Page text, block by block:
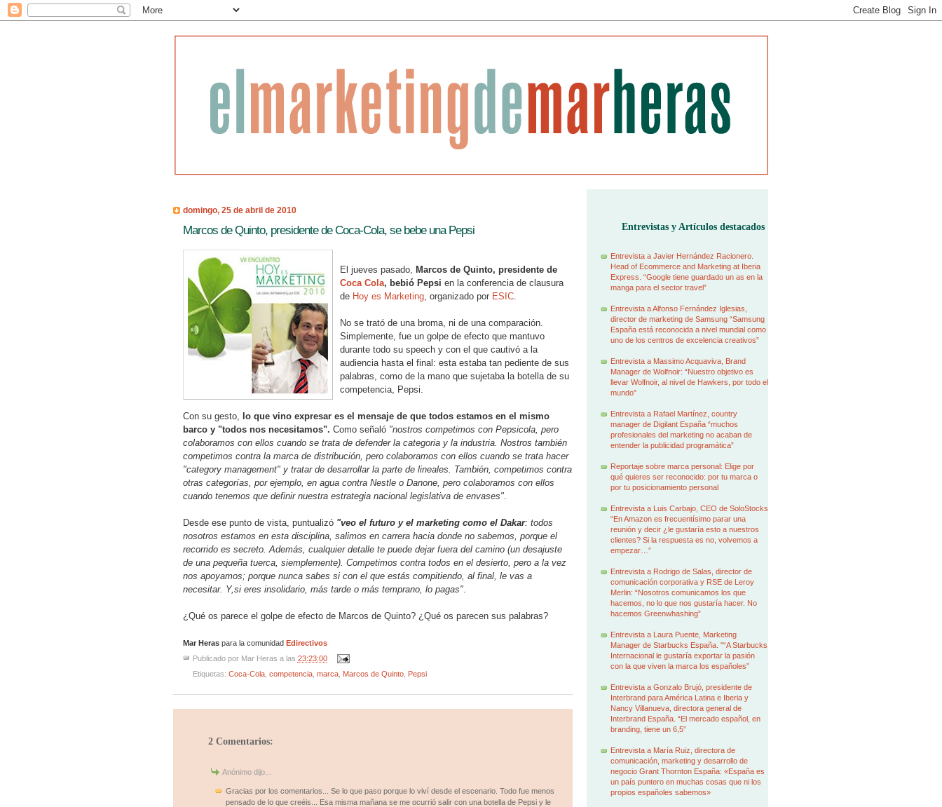
domingo, 25 de abril de 2010
Marcos de Quinto, presidente de Coca-Cola, se bebe una Pepsi
El jueves pasado, Marcos de Quinto, presidente de
Coca Cola, bebió Pepsi en la conferencia de clausura
de Hoy es Marketing, organizado por ESIC.
No se trató de una broma, ni de una comparación.
Simplemente, fue un golpe de efecto que mantuvo
durante todo su speech y con el que cautivó a la
audiencia hasta el final: esta estaba tan pediente de sus
palabras, como de la mano que sujetaba la botella de su
competencia, Pepsi.
Con su gesto, lo que vino expresar es el mensaje de que todos estamos en el mismo
barco y "todos nos necesitamos". Como señaló "nostros competimos con Pepsicola, pero
colaboramos con ellos cuando se trata de defender la categoria y la industria. Nostros también
competimos contra la marca de distribución, pero colaboramos con ellos cuando se trata hacer
"category management" y tratar de desarrollar la parte de lineales. También, competimos contra
otras categorías, por ejemplo, en agua contra Nestle o Danone, pero colaboramos con ellos
cuando tenemos que definir nuestra estrategia nacional legislativa de envases".
Desde ese punto de vista, puntualizó "veo el futuro y el marketing como el Dakar: todos
nosotros estamos en esta disciplina, salimos en carrera hacia donde no sabemos, porque el
recorrido es secreto. Además, cualquier detalle te puede dejar fuera del camino (un desajuste
de una pequeña tuerca, siemplemente). Competimos contra todos en el desierto, pero a la vez
nos apoyamos; porque nunca sabes si con el que estás compitiendo, al final, le vas a
necesitar. Y,si eres insolidario, más tarde o más temprano, lo pagas".
¿Qué os parece el golpe de efecto de Marcos de Quinto? ¿Qué os parecen sus palabras?
Mar Heraspara la comunidad Edirectivos
Publicado por Mar Heras a las 23:23:00
Etiquetas: Coca-Cola, competencia, marca, Marcos de Quinto, Pepsi
2 Comentarios:
Anónimo dijo...
Gracias por los comentarios... Se lo que paso porque lo viví desde el escenario. Todo fue menos
pensado de lo que creéis... Esa misma mañana se me ocurrió salir con una botella de Pepsi y le
Entrevistas y Artículos destacados
Entrevista a Javier Hernández Racionero.
Head of Ecommerce and Marketing at Iberia
Express. “Google tiene guardado un as en la
manga para el sector travel”
Entrevista a Alfonso Fernández Iglesias,
director de marketing de Samsung “Samsung
España está reconocida a nivel mundial como
uno de los centros de excelencia creativos”
Entrevista a Massimo Acquaviva, Brand
Manager de Wolfnoir: “Nuestro objetivo es
llevar Wolfnoir, al nivel de Hawkers, por todo el
mundo"
Entrevista a Rafael Martínez, country
manager de Digilant España “muchos
profesionales del marketing no acaban de
entender la publicidad programática”
Reportaje sobre marca personal: Elige por
qué quieres ser reconocido: por tu marca o
por tu posicionamiento personal
Entrevista a Luis Carbajo, CEO de SoloStocks
“En Amazon es frecuentísimo parar una
reunión y decir ¿le gustaría esto a nuestros
clientes? Si la respuesta es no, volvemos a
empezar…”
Entrevista a Rodrigo de Salas, director de
comunicación corporativa y RSE de Leroy
Merlin: “Nosotros comunicamos los que
hacemos, no lo que nos gustaría hacer. No
hacemos Greenwhashing”
Entrevista a Laura Puente, Marketing
Manager de Starbucks España. "“A Starbucks
Internacional le gustaría exportar la pasión
con la que viven la marca los españoles”
Entrevista a Gonzalo Brujó, presidente de
Interbrand para América Latina e Iberia y
Nancy Villanueva, directora general de
Interbrand España. “El mercado español, en
branding, tiene un 6,5”
Entrevista a María Ruiz, directora de
comunicación, marketing y desarrollo de
negocio Grant Thornton España: «España es
un país puntero en muchas cosas que ni los
propios españoles sabemos»